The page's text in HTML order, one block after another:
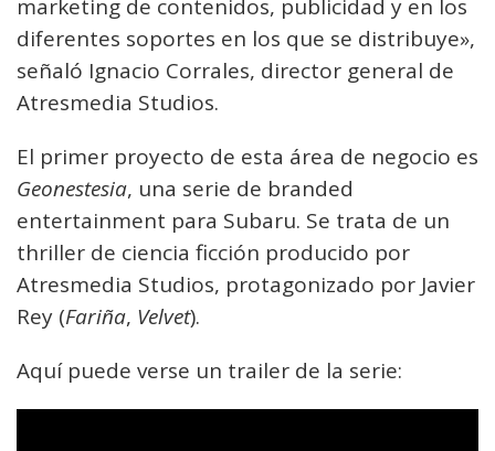
marketing de contenidos, publicidad y en los
diferentes soportes en los que se distribuye»,
señaló Ignacio Corrales, director general de
Atresmedia Studios.
El primer proyecto de esta área de negocio es
Geonestesia, una serie de branded
entertainment para Subaru. Se trata de un
thriller de ciencia ficción producido por
Atresmedia Studios, protagonizado por Javier
Rey (Fariña, Velvet).
Aquí puede verse un trailer de la serie: